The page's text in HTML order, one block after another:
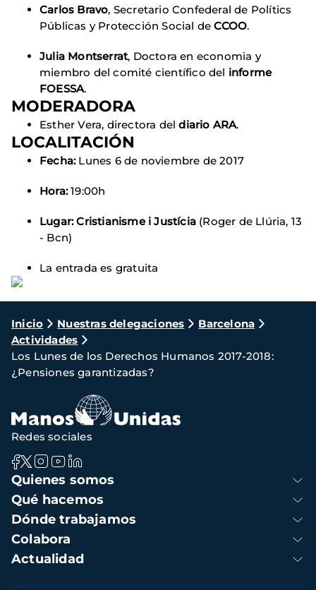
Carlos Bravo, Secretario Confederal de Polítics
Públicas y Protección Social deCCOO.
Julia Montserrat, Doctora en economia y
miembro del comité científico del informe
FOESSA.
MODERADORA
Esther Vera, directora deldiario ARA.
LOCALITACIÓN
Fecha:Lunes 6 de noviembre de 2017
Hora:19:00h
Lugar: Cristianisme i Justícia (Roger de Llúria, 13
- Bcn)
La entrada es gratuita
Ruta
de
navegación
Inicio Nuestras delegaciones
Barcelona
Actividades
Los Lunes de los Derechos Humanos 2017-2018:
¿Pensiones garantizadas?
Navegación
principal
Quienes somos
Qué hacemos
Dónde trabajamos
Colabora
Actualidad
Redes sociales